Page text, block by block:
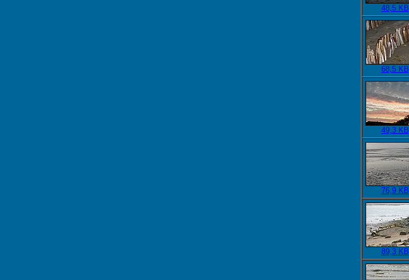
48,5 KB
68,5 KB
49,3 KB
76,9 KB
89,3 KB